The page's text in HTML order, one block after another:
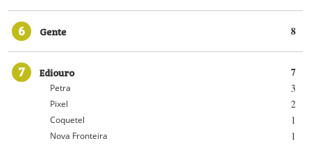
6 8
Gente
7 7
Ediouro
3
Petra
2
Pixel
1
Coquetel
1
Nova Fronteira